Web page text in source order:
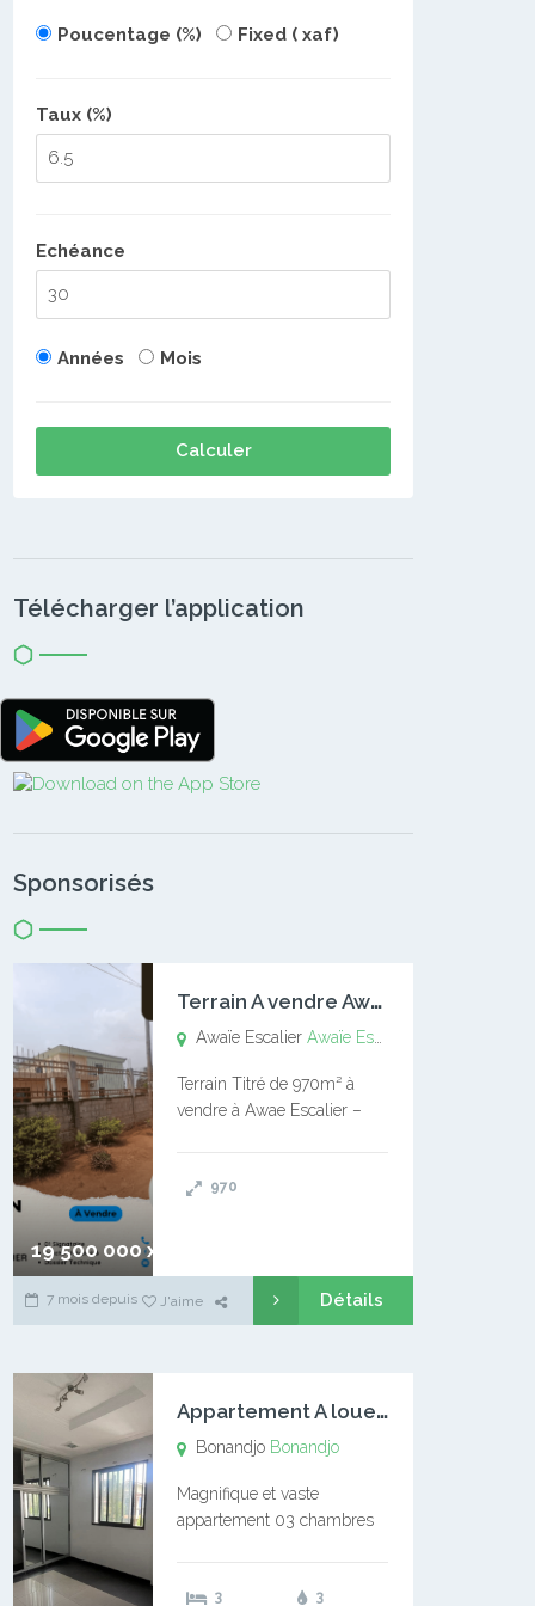
Poucentage (%) Fixed ( xaf)
Taux (%)
Echéance
Années Mois
Calculer
Télécharger l’application
Sponsorisés
19 500 000 xaf
T
errain A vendre Awaïe Escalier
Awaïe EscalierAwaïe Escalier
Terrain Titré de 970m² à
vendre à Awae Escalier –
l’Université Catholique –
970
7 mois depuis J'aime Détails
A
ppartement A louer Bonandjo
Bonandjo Bonandjo
Magnifique et vaste
appartement 03 chambres
douches 01 vaste salon 01
3
3